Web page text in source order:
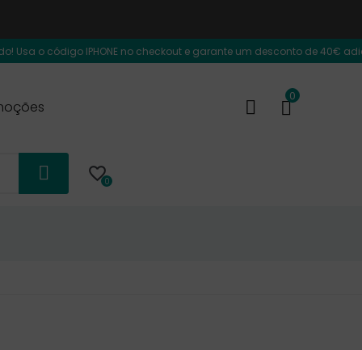
IPHONE no checkout e garante um desconto de 40€ adicional na
0
0